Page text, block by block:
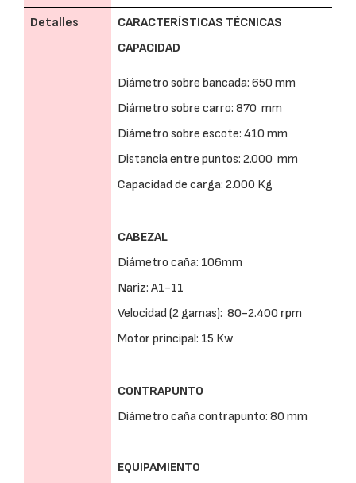
Detalles
CARACTERÍSTICAS TÉCNICAS
CAPACIDAD
Diámetro sobre bancada: 650 mm
Diámetro sobre carro: 870 mm
Diámetro sobre escote: 410 mm
Distancia entre puntos: 2.000 mm
Capacidad de carga: 2.000 Kg
CABEZAL
Diámetro caña: 106mm
Nariz: A1-11
Velocidad (2 gamas): 80-2.400 rpm
Motor principal: 15 Kw
CONTRAPUNTO
Diámetro caña contrapunto: 80 mm
EQUIPAMIENTO